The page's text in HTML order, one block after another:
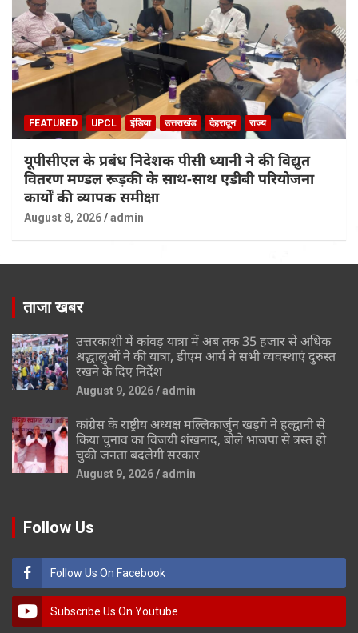
FEATURED UPCL इंडिया उत्तराखंड देहरादून राज्य
यूपीसीएल के प्रबंध निदेशक पीसी ध्यानी ने की विद्युत
वितरण मण्डल रूड़की के साथ-साथ एडीबी परियोजना
कार्यों की व्यापक समीक्षा
August 8, 2026 admin
ताजा खबर
उत्तरकाशी में कांवड़ यात्रा में अब तक 35 हजार से अधिक
श्रद्धालुओं ने की यात्रा, डीएम आर्य ने सभी व्यवस्थाएं दुरुस्त
रखने के दिए निर्देश
August 9, 2026 admin
कांग्रेस के राष्ट्रीय अध्यक्ष मल्लिकार्जुन खड़गे ने हल्द्वानी से
किया चुनाव का विजयी शंखनाद, बोले भाजपा से त्रस्त हो
चुकी जनता बदलेगी सरकार
August 9, 2026 admin
Follow Us
Follow Us On Facebook
Subscribe Us On Youtube